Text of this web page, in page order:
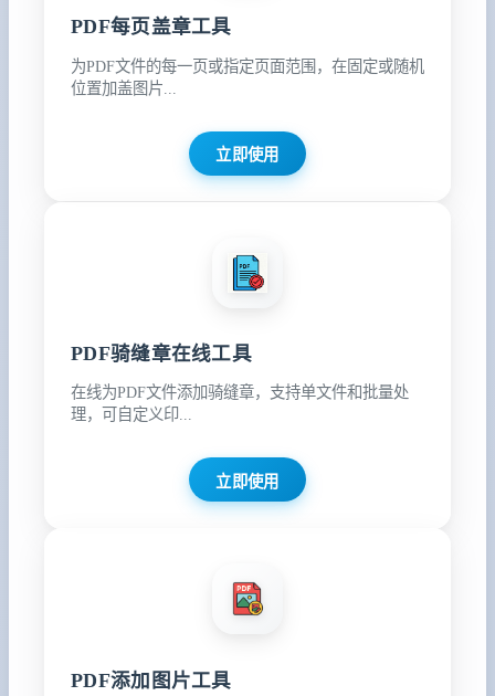
PDF每页盖章工具
为PDF文件的每一页或指定页面范围，在固定或随机
位置加盖图片...
立即使用
PDF骑缝章在线工具
在线为PDF文件添加骑缝章，支持单文件和批量处
理，可自定义印...
立即使用
PDF添加图片工具